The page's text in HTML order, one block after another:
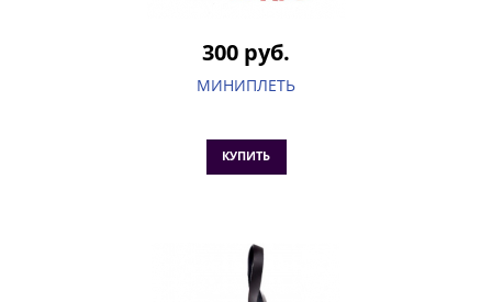
300 руб.
МИНИПЛЕТЬ
КУПИТЬ